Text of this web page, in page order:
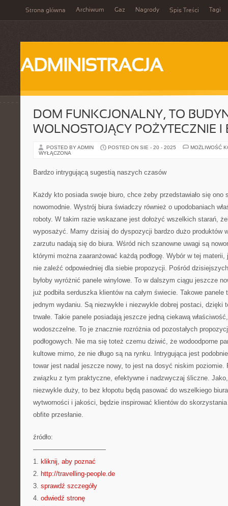
Strona główna Archiwum Gaz Nagrody Spis Treści Tagi
ADMINISTRACJA
DOM FUNKCJONALNY, TO
WOLNOSTOJĄCY POŻYTECZNIE I
POSTED BY ADMIN POSTED ON SIE - 20 - 2025
MOŻLIWOŚĆ
WYŁĄCZONA
Bardzo intrygującą sugestią naszych czasów
Każdy kto posiada swoje biuro, chce żeby przedstawiało się ono
nowomodnie. Wystrój biura świadczy również o upodobaniach
roboty. W takim razie wskazane jest dołożyć wszelkich starań,
wyposażyć. Mamy dzisiaj do dyspozycji bardzo dużo produktów
zarzutu nadają się do biura. Wśród nich szanowne uwagi są
którymi można zaaranżować każdą podłogę. Wybór w tej
nie zaleźć odpowiedniej dla siebie propozycji. Pośród
byłoby wyróżnić panele winylowe. To w dalszym ciągu jeszcze
już podbiła serduszka klientów na całym świecie. Takowe
jednym wydaniu. Są niezwykłe i niezwykle dobrej postaci, dzięki
trwałe. Takie panele posiadają jeszcze jedną ciekawą
wodoszczelne. To je znacznie rozróżnia od pozostałych
podłogowych. Nie ma się toteż czemu dziwić, że wodoodporne
kultowe mimo, że nie długo są na rynku. Intrygująca jest
towar jest nadal jeszcze nowy, to jest na dosyć niskim poziomie.
związku z tym praktyczne, efektywne i nadzwyczaj śliczne.
niezwykle duży, to bez kłopotu będą pasować do wszelkiego
wytworności i jakości, będzie inspirować klientów do
obfite przesłanie.
źródło:
———————————
1. kliknij, aby poznać
2. http://travelling-people.de
3. sprawdź szczegóły
4. odwiedź stronę